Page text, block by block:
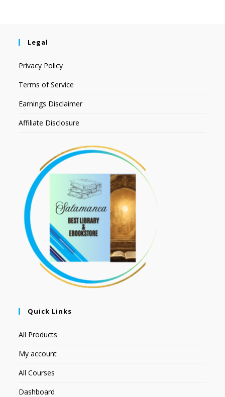
Legal
Privacy Policy
Terms of Service
Earnings Disclaimer
Affiliate Disclosure
Quick Links
All Products
My account
All Courses
Dashboard